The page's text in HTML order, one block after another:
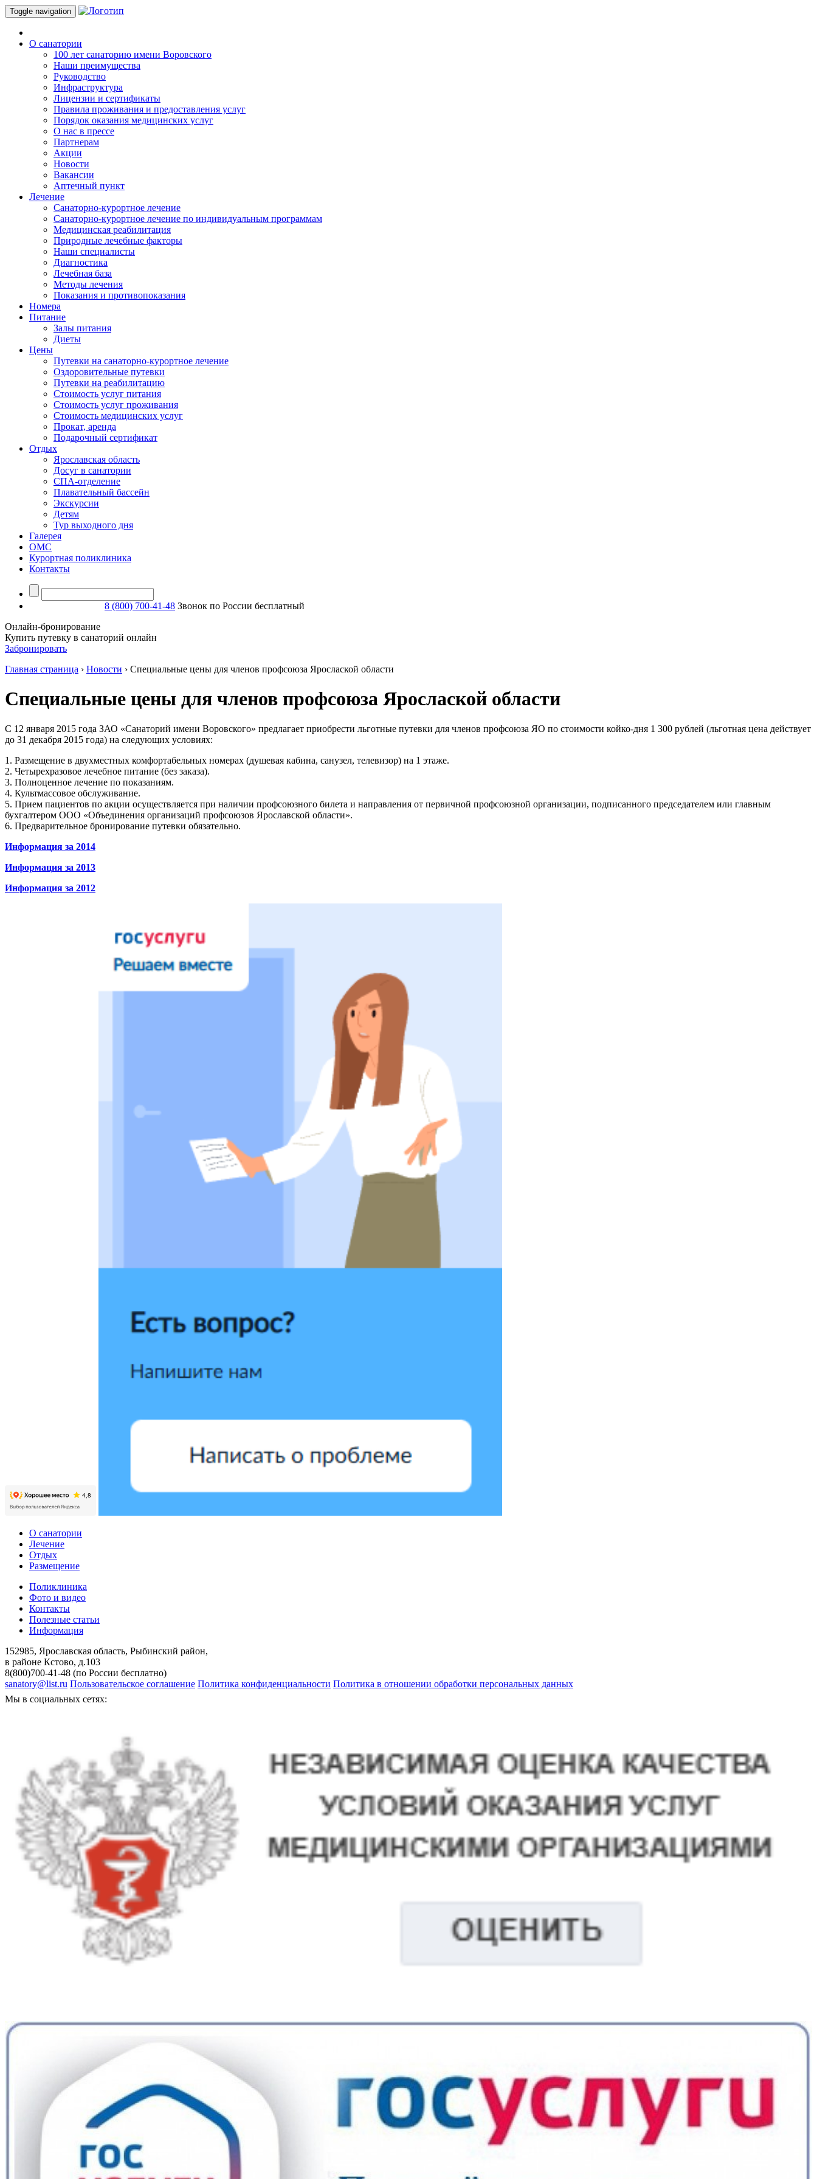
Toggle navigation
О санатории
100 лет санаторию имени Воровского
Наши преимущества
Руководство
Инфраструктура
Лицензии и сертификаты
Правила проживания и предоставления услуг
Порядок оказания медицинских услуг
О нас в прессе
Партнерам
Акции
Новости
Вакансии
Аптечный пункт
Лечение
Санаторно-курортное лечение
Санаторно-курортное лечение по индивидуальным программам
Медицинская реабилитация
Природные лечебные факторы
Наши специалисты
Диагностика
Лечебная база
Методы лечения
Показания и противопоказания
Номера
Питание
Залы питания
Диеты
Цены
Путевки на санаторно-курортное лечение
Оздоровительные путевки
Путевки на реабилитацию
Стоимость услуг питания
Стоимость услуг проживания
Стоимость медицинских услуг
Прокат, аренда
Подарочный сертификат
Отдых
Ярославская область
Досуг в санатории
СПА-отделение
Плавательный бассейн
Экскурсии
Детям
Тур выходного дня
Галерея
ОМС
Курортная поликлиника
Контакты
8 (800) 700-41-48 Звонок по России бесплатный
Онлайн-бронирование
Купить путевку в санаторий онлайн
Забронировать
Главная страница › Новости › Специальные цены для членов профсоюза Ярослаской области
Специальные цены для членов профсоюза Ярослаской области
С 12 января 2015 года ЗАО «Санаторий имени Воровского» предлагает приобрести льготные путевки для членов профсоюза ЯО по стоимости койко-дня 1 300 рублей (льготная цена действует
до 31 декабря 2015 года) на следующих условиях:
1. Размещение в двухместных комфортабельных номерах (душевая кабина, санузел, телевизор) на 1 этаже.
2. Четырехразовое лечебное питание (без заказа).
3. Полноценное лечение по показаниям.
4. Культмассовое обслуживание.
5. Прием пациентов по акции осуществляется при наличии профсоюзного билета и направления от первичной профсоюзной организации, подписанного председателем или главным
бухгалтером ООО «Объединения организаций профсоюзов Ярославской области».
6. Предварительное бронирование путевки обязательно.
Информация за 2014
Информация за 2013
Информация за 2012
О санатории
Лечение
Отдых
Размещение
Поликлиника
Фото и видео
Контакты
Полезные статьи
Информация
152985, Ярославская область, Рыбинский район,
в районе Кстово, д.103
8(800)700-41-48 (по России бесплатно)
sanatory@list.ru Пользовательское соглашение Политика конфиденциальности Политика в отношении обработки персональных данных
Мы в социальных сетях: